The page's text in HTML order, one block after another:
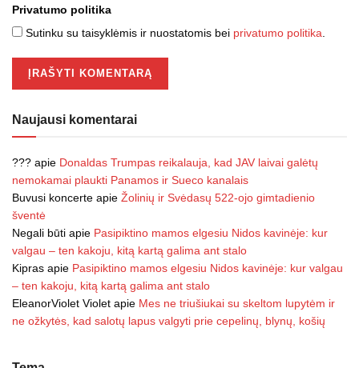
Privatumo politika
Sutinku su taisyklėmis ir nuostatomis bei privatumo politika.
Naujausi komentarai
??? apie Donaldas Trumpas reikalauja, kad JAV laivai galėtų
nemokamai plaukti Panamos ir Sueco kanalais
Buvusi koncerte apie Žolinių ir Svėdasų 522-ojo gimtadienio
šventė
Negali būti apie Pasipiktino mamos elgesiu Nidos kavinėje: kur
valgau – ten kakoju, kitą kartą galima ant stalo
Kipras apie Pasipiktino mamos elgesiu Nidos kavinėje: kur valgau
– ten kakoju, kitą kartą galima ant stalo
EleanorViolet Violet apie Mes ne triušiukai su skeltom lupytėm ir
ne ožkytės, kad salotų lapus valgyti prie cepelinų, blynų, košių